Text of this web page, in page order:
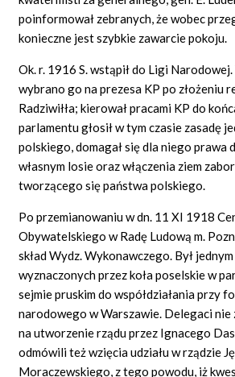
poinformował zebranych, że wobec
konieczne jest szybkie zawarcie pokoju.
Ok. r. 1916 S. wstąpił do Ligi
wybrano go na prezesa KP po złożeniu
Radziwiłła; kierował pracami KP do
parlamentu głosił w tym czasie zasadę
polskiego, domagał się dla niego prawa
własnym losie oraz włączenia ziem
tworzącego się państwa polskiego.
Po przemianowaniu w dn. 11 XI 1918
Obywatelskiego w Radę Ludową m.
skład Wydz. Wykonawczego. Był
wyznaczonych przez koła poselskie w
sejmie pruskim do współdziałania przy
narodowego w Warszawie. Delegaci nie
na utworzenie rządu przez Ignacego
odmówili też wzięcia udziału w rządzie
Moraczewskiego, z tego powodu, iż